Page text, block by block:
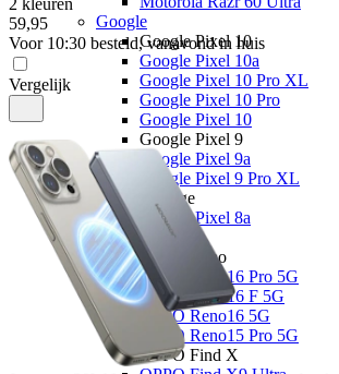
Google
Google Pixel 10
Google Pixel 10a
Google Pixel 10 Pro XL
Google Pixel 10 Pro
Google Pixel 10
Google Pixel 9
Google Pixel 9a
Google Pixel 9 Pro XL
Overige
Google Pixel 8a
OPPO
OPPO Reno
OPPO Reno16 Pro 5G
OPPO Reno16 F 5G
OPPO Reno16 5G
OPPO Reno15 Pro 5G
OPPO Find X
2 kleuren
59,95
Voor 10:30 besteld, vanavond in huis
Vergelijk